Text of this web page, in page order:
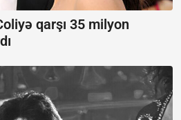
qarşı 35 milyon